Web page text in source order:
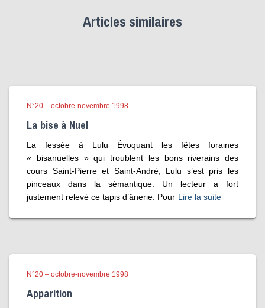
Articles similaires
N°20 – octobre-novembre 1998
La bise à Nuel
La fessée à Lulu Évoquant les fêtes foraines
« bisanuelles » qui troublent les bons riverains des
cours Saint-Pierre et Saint-André, Lulu s’est pris les
pinceaux dans la sémantique. Un lecteur a fort
justement relevé ce tapis d’ânerie. Pour Lire la suite
N°20 – octobre-novembre 1998
Apparition